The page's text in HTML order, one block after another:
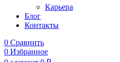
Карьера
Блог
Контакты
0 Сравнить
0 Избранное